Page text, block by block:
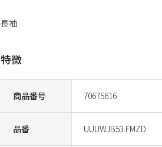
商品番号 70675616
品番 UUUWJB53 FMZD
長袖
特徴